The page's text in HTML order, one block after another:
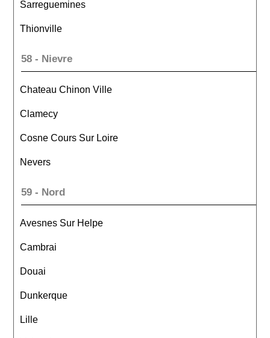
Sarreguemines
Thionville
58 - Nievre
Chateau Chinon Ville
Clamecy
Cosne Cours Sur Loire
Nevers
59 - Nord
Avesnes Sur Helpe
Cambrai
Douai
Dunkerque
Lille